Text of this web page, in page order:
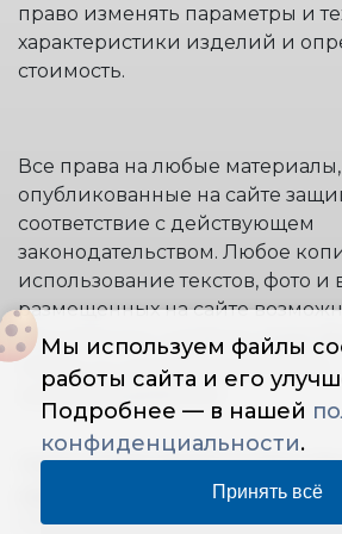
Мы используем файлы
работы сайта и его
Подробнее — в нашей
конфиденциальности.
Принять всё
право изменять параметры и
характеристики изделий и
стоимость.
Все права на любые материалы,
опубликованные на сайте
соответствие с действующем
законодательством. Любое
использование текстов, фото и
размещенных на сайте
письменного согласия
только со ссылкой на источник:
www.stremyanki.com.
"ООО STAIRS PROFI" © 2014 |
— Политика
ОГРН: 1145007003855